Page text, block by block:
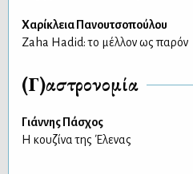
Χαρίκλεια Πανουτσοπούλου
Zaha Hadid: το μέλλον ως παρόν
(Γ)αστρονομία
Γιάννης Πάσχος
Η κουζίνα της Έλενας